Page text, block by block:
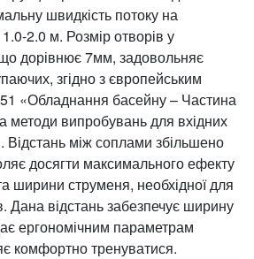
швидкість потоку на
2.0 м. Розмір отворів у
дорівнює 7мм, задовольняє
згідно з європейським
«Обладнання басейну – Частина
методи випробувань для вхідних
Відстань між соплами збільшено
досягти максимального ефекту
та ширини струменя, необхідної для
Дана відстань забезпечує ширину
ергономічним параметрам
комфортно тренуватися.